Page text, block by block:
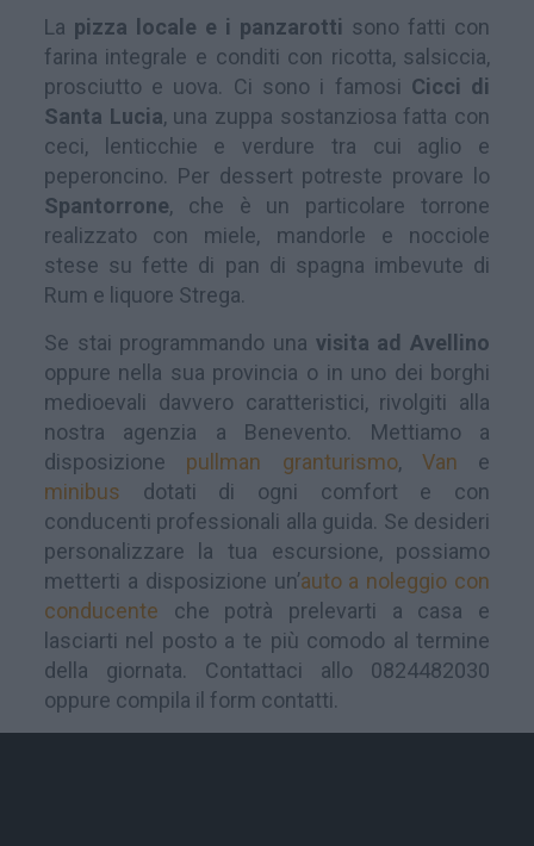
La pizza locale e i panzarotti sono fatti con
farina integrale e conditi con ricotta, salsiccia,
prosciutto e uova. Ci sono i famosi Cicci di
Santa Lucia, una zuppa sostanziosa fatta con
ceci, lenticchie e verdure tra cui aglio e
peperoncino. Per dessert potreste provare lo
Spantorrone, che è un particolare torrone
realizzato con miele, mandorle e nocciole
stese su fette di pan di spagna imbevute di
Rum e liquore Strega.
Se stai programmando una visita ad Avellino
oppure nella sua provincia o in uno dei borghi
medioevali davvero caratteristici, rivolgiti alla
nostra agenzia a Benevento. Mettiamo a
disposizione pullman granturismo, Van e
minibus dotati di ogni comfort e con
conducenti professionali alla guida. Se desideri
personalizzare la tua escursione, possiamo
metterti a disposizione un’auto a noleggio con
conducente che potrà prelevarti a casa e
lasciarti nel posto a te più comodo al termine
della giornata. Contattaci allo 0824482030
oppure compila il form contatti.